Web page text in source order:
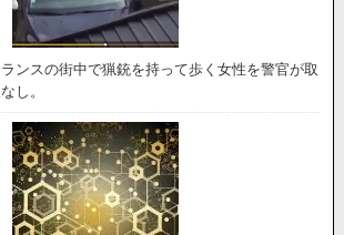
ランスの街中で猟銃を持って歩く女性を警官が取
し。